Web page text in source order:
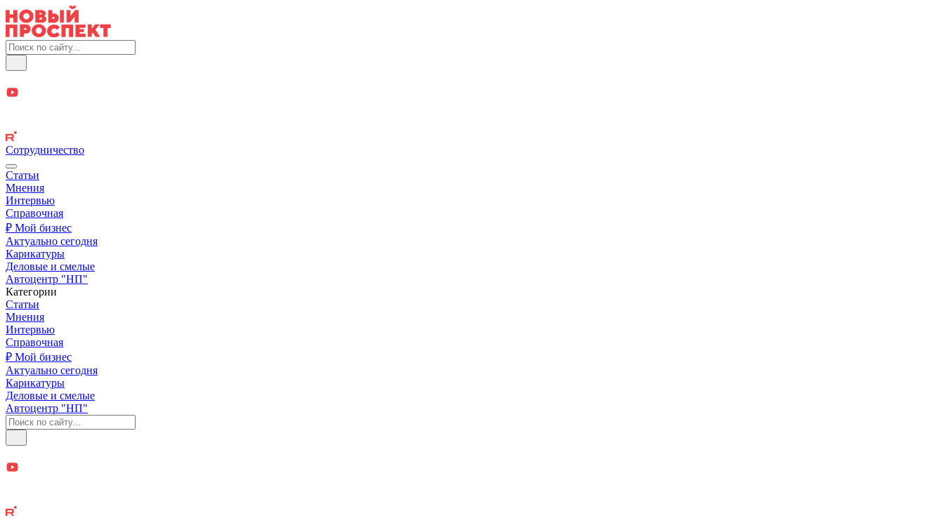
Сотрудничество
Статьи
Мнения
Интервью
Справочная
₽ Мой бизнес
Актуально сегодня
Карикатуры
Деловые и смелые
Автоцентр "НП"
Категории
Статьи
Мнения
Интервью
Справочная
₽ Мой бизнес
Актуально сегодня
Карикатуры
Деловые и смелые
Автоцентр "НП"